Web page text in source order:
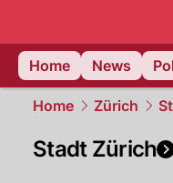
Home
News
Home Zürich
Stadt Zürich